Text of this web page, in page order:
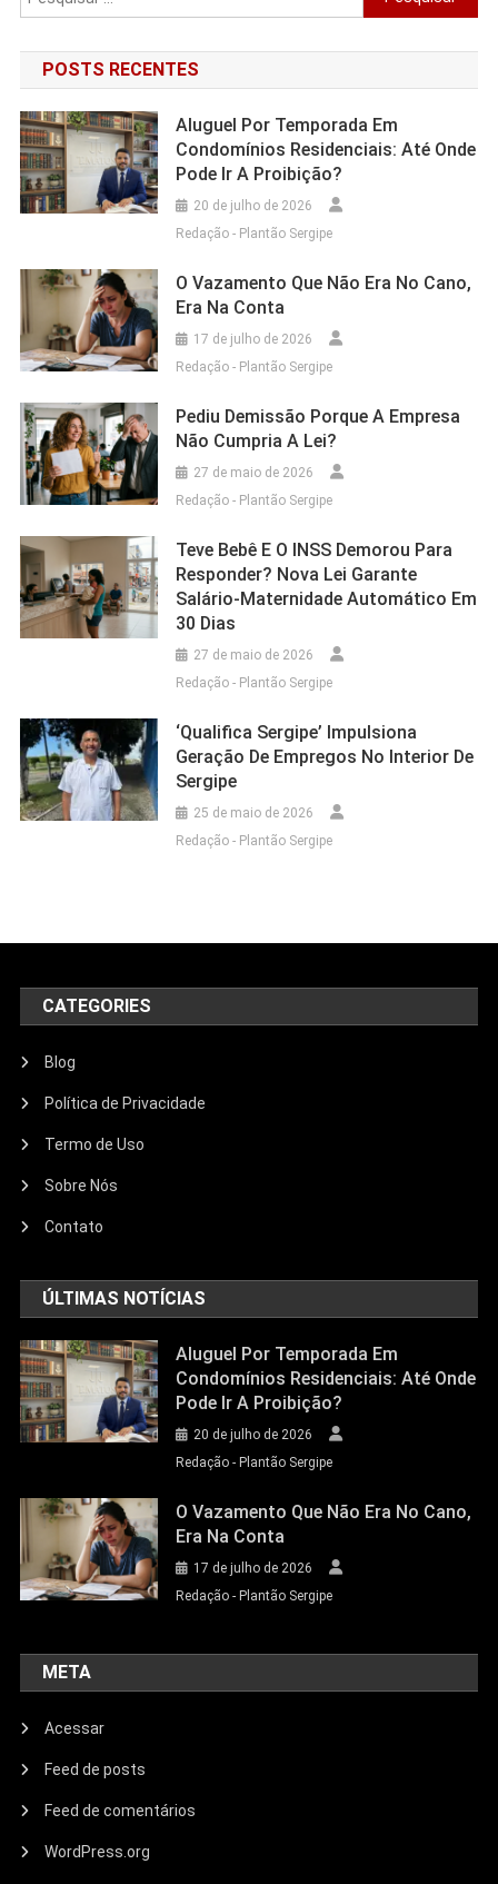
por:
POSTS RECENTES
Aluguel Por Temporada Em
Condomínios Residenciais: Até Onde
Pode Ir A Proibição?
20 de julho de 2026
Redação - Plantão Sergipe
O Vazamento Que Não Era No Cano,
Era Na Conta
17 de julho de 2026
Redação - Plantão Sergipe
Pediu Demissão Porque A Empresa
Não Cumpria A Lei?
27 de maio de 2026
Redação - Plantão Sergipe
Teve Bebê E O INSS Demorou Para
Responder? Nova Lei Garante
Salário-Maternidade Automático Em
30 Dias
27 de maio de 2026
Redação - Plantão Sergipe
‘Qualifica Sergipe’ Impulsiona
Geração De Empregos No Interior De
Sergipe
25 de maio de 2026
Redação - Plantão Sergipe
CATEGORIES
Blog
Política de Privacidade
Termo de Uso
Sobre Nós
Contato
ÚLTIMAS NOTÍCIAS
Aluguel Por Temporada Em
Condomínios Residenciais: Até Onde
Pode Ir A Proibição?
20 de julho de 2026
Redação - Plantão Sergipe
O Vazamento Que Não Era No Cano,
Era Na Conta
17 de julho de 2026
Redação - Plantão Sergipe
META
Acessar
Feed de posts
Feed de comentários
WordPress.org